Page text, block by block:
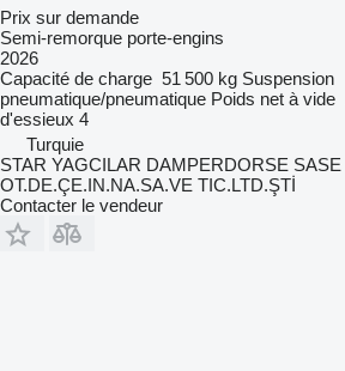
Prix sur demande
Semi-remorque porte-engins
2026
Capacité de charge 51 500 kg Suspension
pneumatique/pneumatique Poids net à vide
d'essieux 4
Turquie
STAR YAGCILAR DAMPERDORSE SASE
OT.DE.ÇE.IN.NA.SA.VE TIC.LTD.ŞTİ
Contacter le vendeur